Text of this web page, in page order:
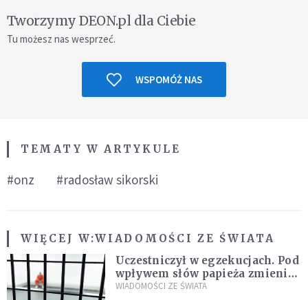
Tworzymy DEON.pl dla Ciebie
Tu możesz nas wesprzeć.
WSPOMÓŻ NAS
TEMATY W ARTYKULE
#onz #radosław sikorski
WIĘCEJ W:WIADOMOŚCI ZE ŚWIATA
Uczestniczył w egzekucjach. Pod
wpływem słów papieża zmienił
zdanie
WIADOMOŚCI ZE ŚWIATA